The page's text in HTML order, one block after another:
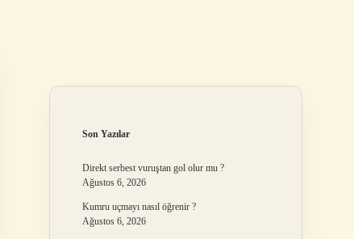
Son Yazılar
Direkt serbest vuruştan gol olur mu ?
Ağustos 6, 2026
Kumru uçmayı nasıl öğrenir ?
Ağustos 6, 2026